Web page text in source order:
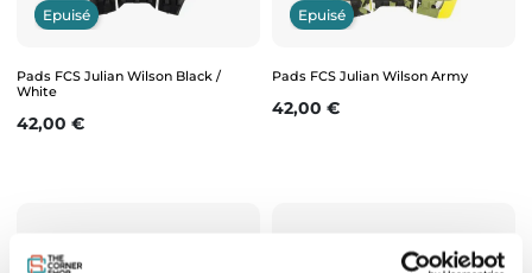
Epuisé
Pads FCS Julian Wilson Black /
White
Prix
42,00 €
Epuisé
Pads FCS Julian Wilson Army
Prix
42,00 €